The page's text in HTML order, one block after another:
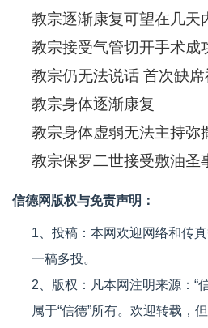
教宗逐渐康复可望在几天
教宗接受气管切开手术成
教宗仍无法说话 首次缺
教宗身体逐渐康复
教宗身体虚弱无法主持弥
教宗保罗二世接受敷油圣
信德网版权与免责声明：
1、投稿：本网欢迎网络和传
一稿多投。
2、版权：凡本网注明来源：“
属于“信德”所有。欢迎转载，